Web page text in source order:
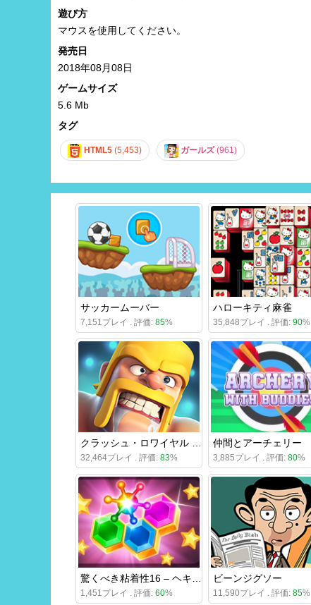
遊び方
マウスを使用してください。
発売日
2018年08月08日
ゲームサイズ
5.6 Mb
タグ
HTML5 (5,453) ガールズ(961)
サッカームーバー
7,151プレイ . 評価: 85%
ハローキティ麻雀
35,848プレイ . 評価: 90%
32,464プレイ . 評価: 83%
仲間とアーチェリー
3,885プレイ . 評価: 80%
1,451プレイ . 評価: 60%
ビーンジグソー
11,590プレイ . 評価: 85%